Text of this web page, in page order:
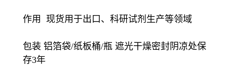
作用 现货用于出口、科研试剂生产等领域
包装 铝箔袋/纸板桶/瓶 遮光干燥密封阴凉处保
存3年